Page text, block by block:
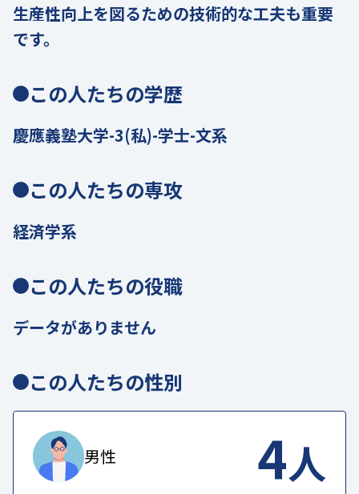
生産性向上を図るための技術的な工夫も重要
です。
この人たちの学歴
慶應義塾大学-3(私)-学士-文系
この人たちの専攻
経済学系
この人たちの役職
データがありません
この人たちの性別
男性 4人